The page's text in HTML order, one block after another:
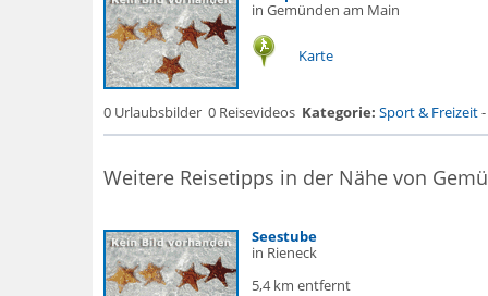
in Gemünden am Main
Karte
0 Urlaubsbilder 0 Reisevideos Kategorie: Sport & Freizeit-
Weitere Reisetipps in der Nähe von
Seestube
in Rieneck
5,4 km entfernt